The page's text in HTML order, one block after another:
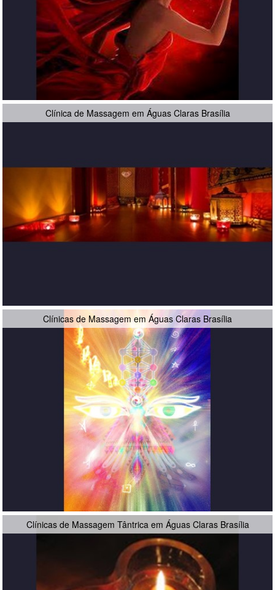
Clínica de Massagem em Águas Claras Brasília
Clínicas de Massagem em Águas Claras Brasília
Clínicas de Massagem Tântrica em Águas Claras Brasília